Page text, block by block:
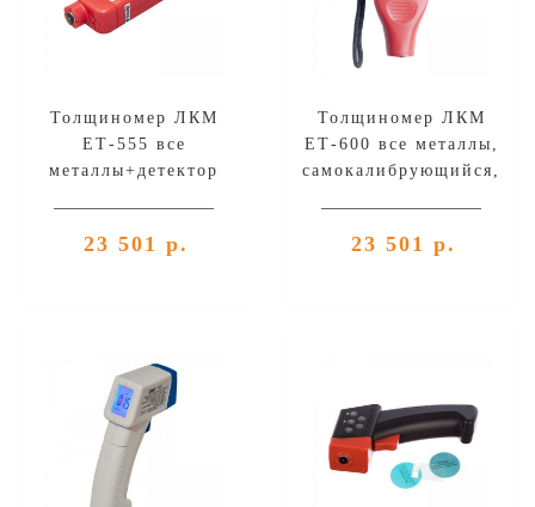
Толщиномер ЛКМ
ЕТ-555 все
металлы+детектор
23 501 р.
Толщиномер ЛКМ
ЕТ-600 все металлы,
самокалибрующийся,
23 501 р.